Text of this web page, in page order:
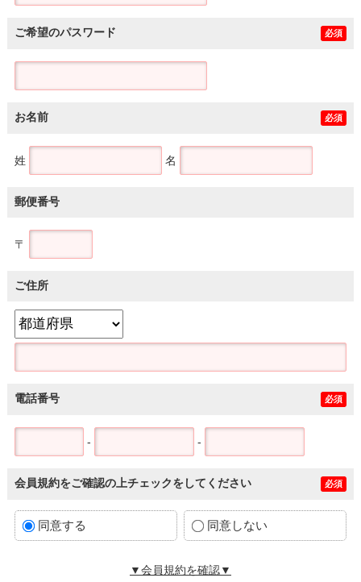
ご希望のパスワード 必須
お名前 必須
姓 名
郵便番号
〒
ご住所
電話番号 必須
- -
会員規約をご確認の上チェックをしてください 必須
同意する 同意しない
▼会員規約を確認▼